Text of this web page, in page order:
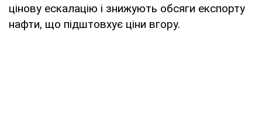
цінову ескалацію і знижують обсяги експорту
нафти, що підштовхує ціни вгору.